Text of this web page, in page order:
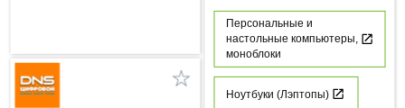
Персональные и
настольные компьютеры,
моноблоки
Ноутбуки (Лэптопы)